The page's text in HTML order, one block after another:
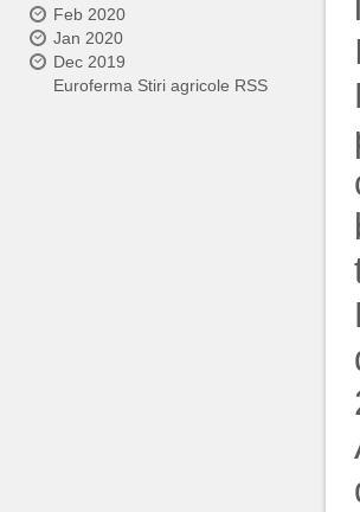
Feb 2020
Jan 2020
Dec 2019
Euroferma Stiri agricole RSS